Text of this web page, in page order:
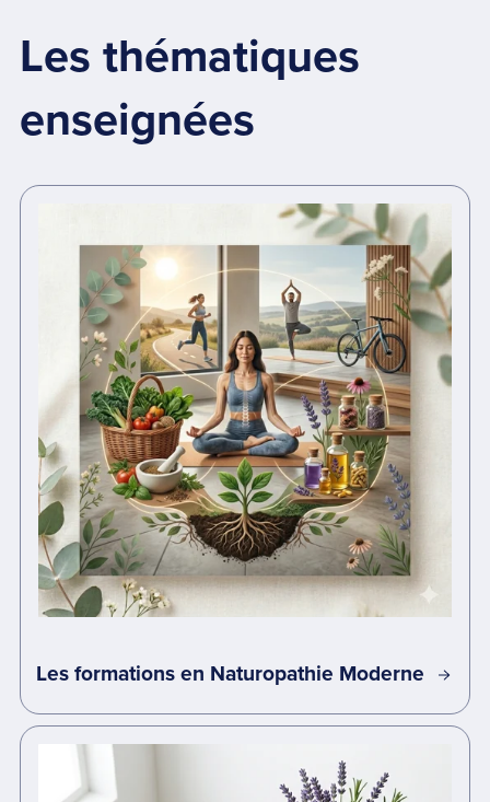
Les thématiques
enseignées
Les formations en Naturopathie Moderne